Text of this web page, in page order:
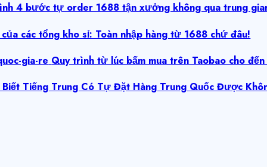
4 bước tự order 1688 tận xưởng không qua trung gian
các tổng kho sỉ: Toàn nhập hàng từ 1688 chứ đâu!
Quy trình từ lúc bấm mua trên Taobao cho đến
Tiếng Trung Có Tự Đặt Hàng Trung Quốc Được